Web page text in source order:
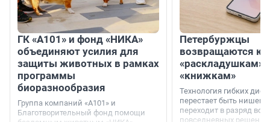
ГК «А101» и фонд «НИКА»
объединяют усилия для
защиты животных в рамках
программы
биоразнообразия
Группа компаний «А101» и
Благотворительный фонд помощи
Петербуржцы
возвращаются к
«раскладушкам»
«книжкам»
Технология гибких
перестает быть
переходит в разряд
повседневных